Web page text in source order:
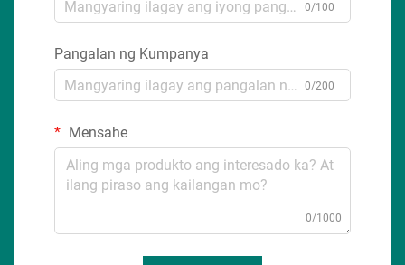
0/100
Pangalan ng Kumpanya
0/200
Mensahe
0/1000